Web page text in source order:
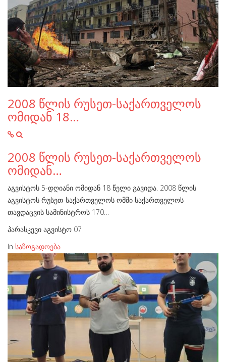
2008 წლის რუსეთ-საქართველოს
ომიდან 18…
2008 წლის რუსეთ-საქართველოს
ომიდან…
აგვისტოს 5-დღიანი ომიდან 18 წელი გავიდა. 2008 წლის
აგვისტოს რუსეთ-საქართველოს ომში საქართველოს
თავდაცვის სამინისტროს 170…
პარასკევი აგვისტო 07
In საზოგადოება